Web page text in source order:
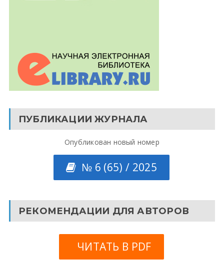
ПУБЛИКАЦИИ ЖУРНАЛА
Опубликован новый номер
№ 6 (65) / 2025
РЕКОМЕНДАЦИИ ДЛЯ АВТОРОВ
ЧИТАТЬ В PDF